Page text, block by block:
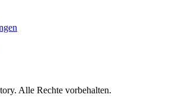
. Alle Rechte vorbehalten.